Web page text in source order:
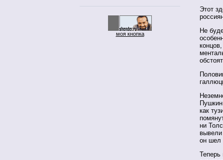
моя кнопка
Этот
Не
как
ни
он шел
Теперь